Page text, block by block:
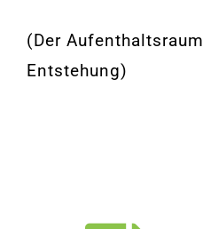
(Der
Entstehung)